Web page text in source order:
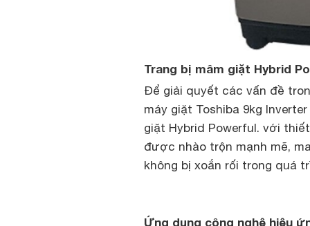
Trang bị mâm giặt Hybrid
Để giải quyết các vấn đề
máy giặt Toshiba 9kg
giặt Hybrid Powerful. với
được nhào trộn mạnh mẽ,
không bị xoắn rối trong quá
Ứng dụng công nghệ hiệu